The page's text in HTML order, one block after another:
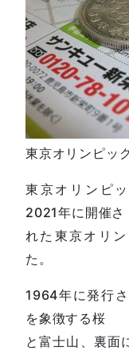
東京オリンピッ
東京オリンピ
2021年に開催さ
れた東京オリ
た。
1964年に発行
を象徴する桜
と富士山、裏面